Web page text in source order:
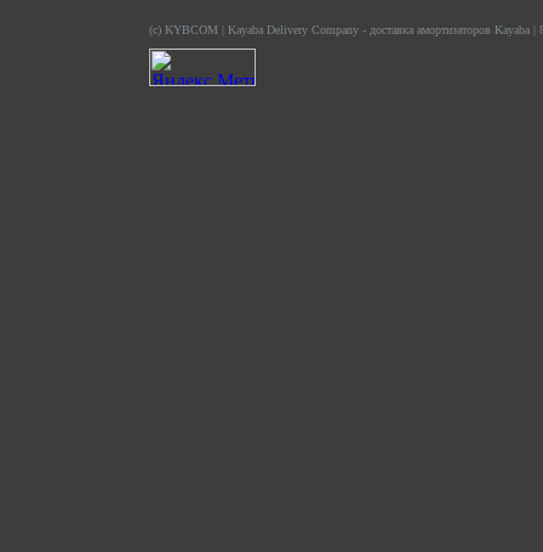
(c) KYBCOM | Kayaba Delivery Company - доставка амортизаторов Kayaba |